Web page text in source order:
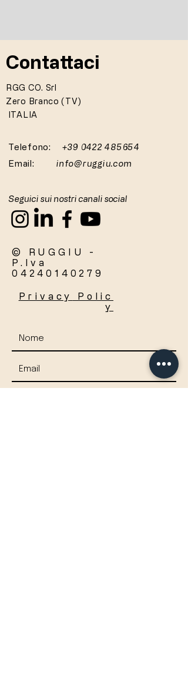
Contattaci
RGG CO. Srl
Zero Branco (TV)
ITALIA
Telefono:
+39 0422 485654
Email: info@ruggiu.com
Seguici sui nostri canali social
© RUGGIU -
P.Iva
04240140279
Privacy
Polic
y